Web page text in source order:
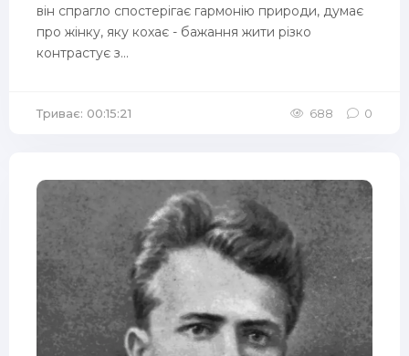
він спрагло спостерігає гармонію природи, думає
про жінку, яку кохає - бажання жити різко
контрастує з...
Триває: 00:15:21 688 0